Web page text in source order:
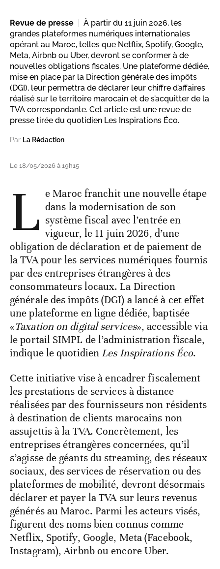
Revue de presse
À partir du 11 juin 2026, les
grandes plateformes numériques internationales
opérant au Maroc, telles que Netflix, Spotify, Google,
Meta, Airbnb ou Uber, devront se conformer à de
nouvelles obligations fiscales. Une plateforme dédiée,
mise en place par la Direction générale des impôts
(DGI), leur permettra de déclarer leur chiffre d’affaires
réalisé sur le territoire marocain et de s’acquitter de la
TVA correspondante. Cet article est une revue de
presse tirée du quotidien Les Inspirations Éco.
Par La Rédaction
Le 18/05/2026 à 19h15
L e Maroc franchit une nouvelle étape
dans la modernisation de son
système fiscal avec l’entrée en
vigueur, le 11 juin 2026, d’une
obligation de déclaration et de paiement de
la TVA pour les services numériques fournis
par des entreprises étrangères à des
consommateurs locaux. La Direction
générale des impôts (DGI) a lancé à cet effet
une plateforme en ligne dédiée, baptisée
«Taxation on digital services», accessible via
le portail SIMPL de l’administration fiscale,
indique le quotidien Les Inspirations Éco.
Cette initiative vise à encadrer fiscalement
les prestations de services à distance
réalisées par des fournisseurs non résidents
à destination de clients marocains non
assujettis à la TVA. Concrètement, les
entreprises étrangères concernées, qu’il
s’agisse de géants du streaming, des réseaux
sociaux, des services de réservation ou des
plateformes de mobilité, devront désormais
déclarer et payer la TVA sur leurs revenus
générés au Maroc. Parmi les acteurs visés,
figurent des noms bien connus comme
Netflix, Spotify, Google, Meta (Facebook,
Instagram), Airbnb ou encore Uber.